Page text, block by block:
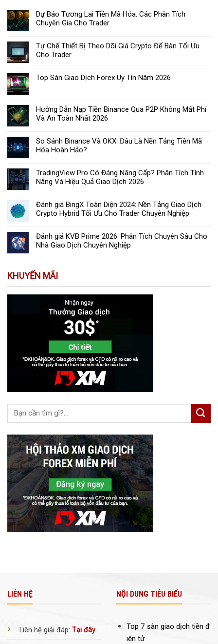
Dự Báo Tương Lai Tiền Mã Hóa: Các Phân Tích
Chuyên Gia Cho Trader
Tự Chế Thiết Bị Theo Dõi Giá Crypto Để Bàn Tối Ưu
Cho Trader
Top Sàn Giao Dịch Forex Uy Tín Năm 2026
Hướng Dẫn Nạp Tiền Binance Qua P2P Không Mất Phí
Và An Toàn Nhất 2026
So Sánh Binance Và OKX: Đâu Là Nền Tảng Tiền Mã
Hóa Hoàn Hảo?
TradingView Pro Có Đáng Nâng Cấp? Phân Tích Tính
Năng Và Hiệu Quả Giao Dịch 2026
Đánh giá BingX Toàn Diện 2024: Nền Tảng Giao Dịch
Crypto Hybrid Tối Ưu Cho Trader Chuyên Nghiệp
Đánh giá KVB Prime 2026: Phân Tích Chuyên Sâu Cho
Nhà Giao Dịch Chuyên Nghiệp
KHUYẾN MÃI
LIÊN HỆ
Liên hệ giải đáp: Tại đây
NỘI DUNG TIÊU BIỂU
Top 7 sàn giao dịch tiền đ
iện tử